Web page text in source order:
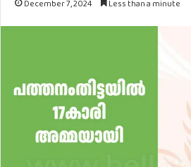
December 7, 2024 Less than a minute